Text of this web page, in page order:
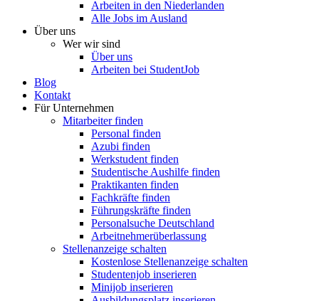
Arbeiten in den Niederlanden
Alle Jobs im Ausland
Über uns
Wer wir sind
Über uns
Arbeiten bei StudentJob
Blog
Kontakt
Für Unternehmen
Mitarbeiter finden
Personal finden
Azubi finden
Werkstudent finden
Studentische Aushilfe finden
Praktikanten finden
Fachkräfte finden
Führungskräfte finden
Personalsuche Deutschland
Arbeitnehmerüberlassung
Stellenanzeige schalten
Kostenlose Stellenanzeige schalten
Studentenjob inserieren
Minijob inserieren